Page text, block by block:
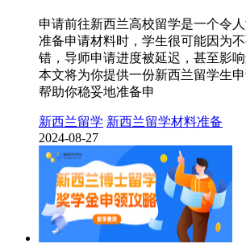
申请前往新西兰高校留学是一个令
准备申请材料时，学生很可能因为
错，导师申请进度被延迟，甚至影响
本文将为你提供一份新西兰留学生申
帮助你稳妥地准备申
新西兰留学 新西兰留学材料准备
2024-08-27